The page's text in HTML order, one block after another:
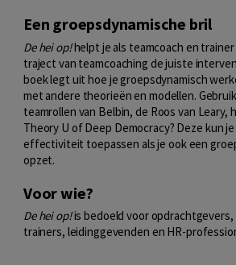
Een groepsdynamische bril
De hei op!helpt je als teamcoach en
traject van teamcoaching de juiste
boek legt uit hoe je groepsdynamisch
met andere theorieën en modellen.
teamrollen van Belbin, de Roos van Leary,
Theory U of Deep Democracy? Deze kun
effectiviteit toepassen als je ook een
opzet.
Voor wie?
De hei op!is bedoeld voor
trainers, leidinggevenden en HR-